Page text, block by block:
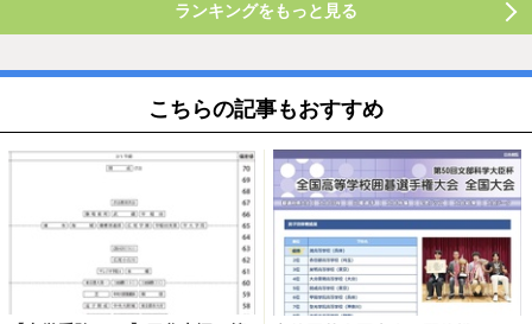
ランキングをもっと見る
こちらの記事もおすすめ